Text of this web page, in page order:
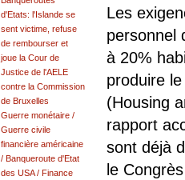
Les
personnel
à 20%
produire
(Housing
rapport
sont déjà
le
d'Etats: l'Islande se
sent victime, refuse
de rembourser et
joue la Cour de
Justice de l'AELE
contre la Commission
de Bruxelles
Guerre monétaire /
Guerre civile
financière américaine
/ Banqueroute d'Etat
des USA / Finance